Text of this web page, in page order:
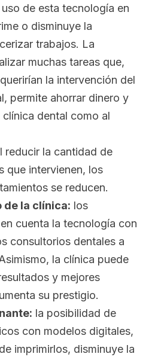
uso de esta tecnología en
o disminuye la
trabajos. La
muchas tareas que,
la intervención del
permite ahorrar dinero y
dental como al
reducir la cantidad de
que intervienen, los
se reducen.
la clínica: los
cuenta la tecnología con
consultorios dentales a
la clínica puede
y mejores
su prestigio.
la posibilidad de
con modelos digitales,
imprimirlos, disminuye la